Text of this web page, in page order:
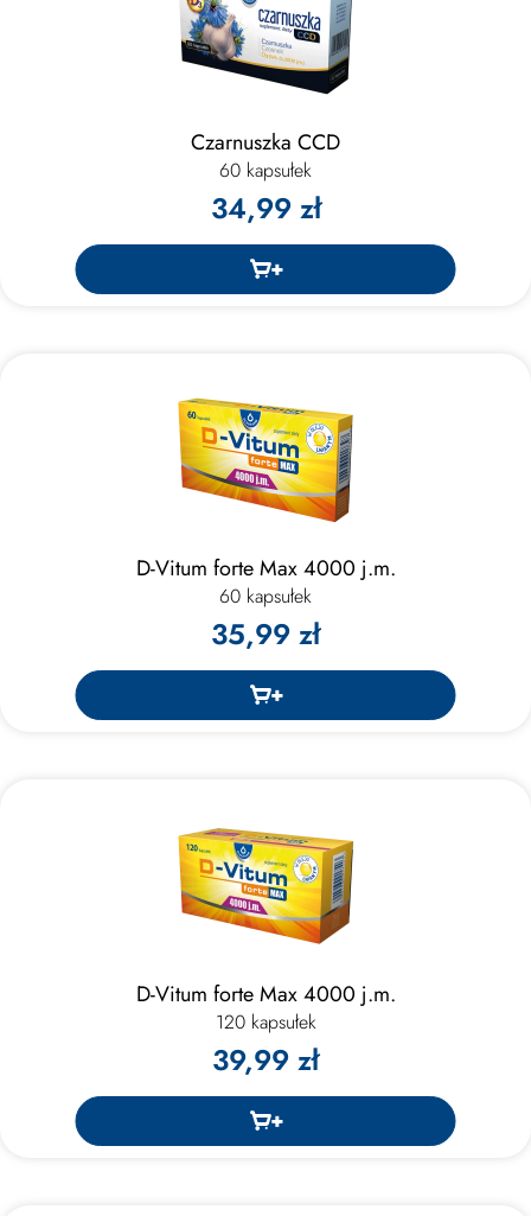
Czarnuszka CCD
60 kapsułek
34,99 zł
D-Vitum forte Max 4000 j.m.
60 kapsułek
35,99 zł
D-Vitum forte Max 4000 j.m.
120 kapsułek
39,99 zł